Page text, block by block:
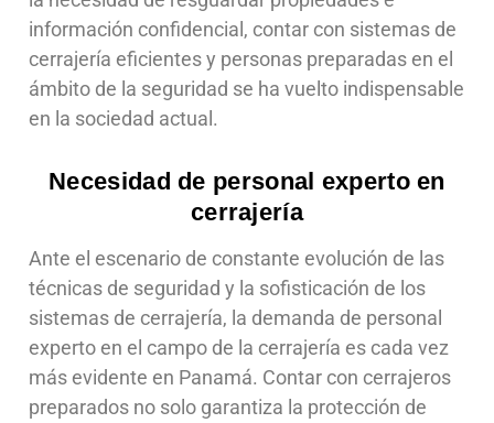
información confidencial, contar con sistemas de
cerrajería eficientes y personas preparadas en el
ámbito de la seguridad se ha vuelto indispensable
en la sociedad actual.
Necesidad de personal experto en
cerrajería
Ante el escenario de constante evolución de las
técnicas de seguridad y la sofisticación de los
sistemas de cerrajería, la demanda de personal
experto en el campo de la cerrajería es cada vez
más evidente en Panamá. Contar con cerrajeros
preparados no solo garantiza la protección de